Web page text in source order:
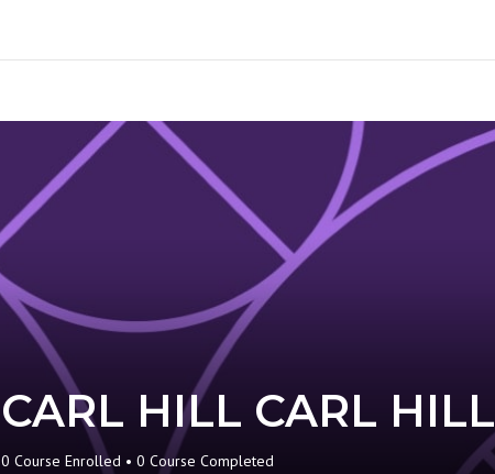
CARL HILL CARL HILL
0 Course Enrolled • 0 Course Completed